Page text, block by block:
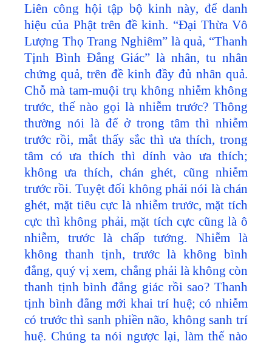
Liên công hội tập bộ kinh này, để danh
hiệu của Phật trên đề kinh. “Đại Thừa Vô
Lượng Thọ Trang Nghiêm” là quả, “Thanh
Tịnh Bình Đẳng Giác” là nhân, tu nhân
chứng quả, trên đề kinh đầy đủ nhân quả.
Chỗ mà tam-muội trụ không nhiễm không
trước, thế nào gọi là nhiễm trước? Thông
thường nói là để ở trong tâm thì nhiễm
trước rồi, mắt thấy sắc thì ưa thích, trong
tâm có ưa thích thì dính vào ưa thích;
không ưa thích, chán ghét, cũng nhiễm
trước rồi. Tuyệt đối không phải nói là chán
ghét, mặt tiêu cực là nhiễm trước, mặt tích
cực thì không phải, mặt tích cực cũng là ô
nhiễm, trước là chấp tướng. Nhiễm là
không thanh tịnh, trước là không bình
đẳng, quý vị xem, chẳng phải là không còn
thanh tịnh bình đẳng giác rồi sao? Thanh
tịnh bình đẳng mới khai trí huệ; có nhiễm
có trước thì sanh phiền não, không sanh trí
huệ. Chúng ta nói ngược lại, làm thế nào